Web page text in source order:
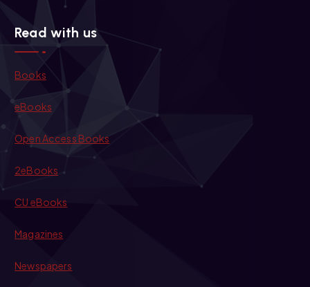
Read with us
Books
eBooks
Open Access Books
2eBooks
CU eBooks
Magazines
Newspapers